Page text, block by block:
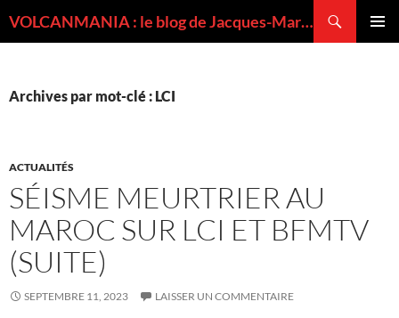
VOLCANMANIA : le blog de Jacques-Marie BARDINTZEFF, volcanologue
Archives par mot-clé : LCI
ACTUALITÉS
SÉISME MEURTRIER AU
MAROC SUR LCI ET BFMTV
(SUITE)
SEPTEMBRE 11, 2023 LAISSER UN COMMENTAIRE